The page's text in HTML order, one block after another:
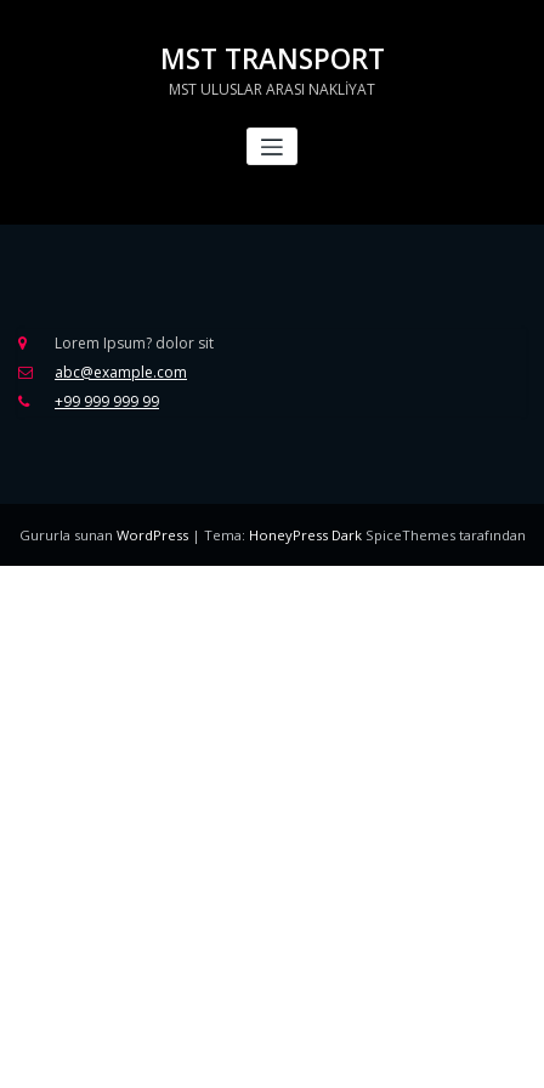
MST TRANSPORT
MST ULUSLAR ARASI NAKLİYAT
Lorem Ipsum? dolor sit
abc@example.com
+99 999 999 99
Gururla sunan WordPress | Tema: HoneyPress DarkSpiceThemes tarafından